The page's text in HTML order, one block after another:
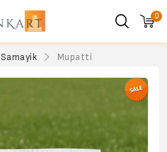
0
Samayik Mupatti